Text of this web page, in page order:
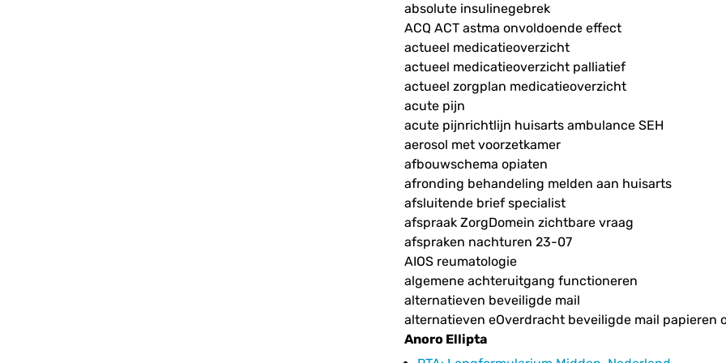
absolute insulinegebrek
ACQ ACT astma onvoldoende effect
actueel medicatieoverzicht
actueel medicatieoverzicht palliatief
actueel zorgplan medicatieoverzicht
acute pijn
acute pijnrichtlijn huisarts ambulance SEH
aerosol met voorzetkamer
afbouwschema opiaten
afronding behandeling melden aan huisarts
afsluitende brief specialist
afspraak ZorgDomein zichtbare vraag
afspraken nachturen 23-07
AIOS reumatologie
algemene achteruitgang functioneren
alternatieven beveiligde mail
alternatieven eOverdracht beveiligde mail papieren
Anoro Ellipta